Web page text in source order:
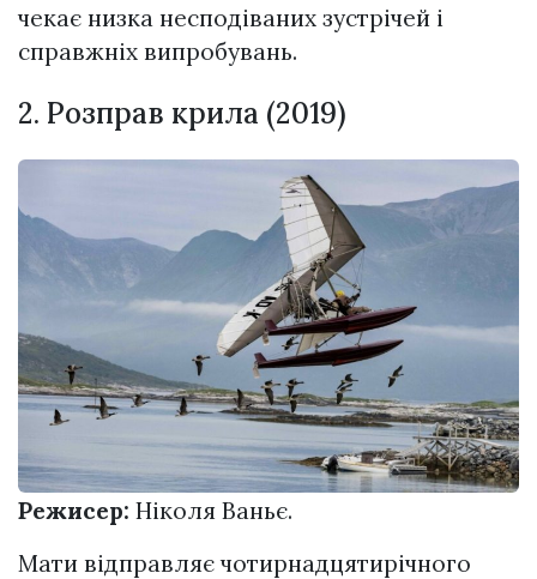
чекає низка несподіваних зустрічей і
справжніх випробувань.
2. Розправ крила (2019)
Режисер: Ніколя Ваньє.
Мати відправляє чотирнадцятирічного